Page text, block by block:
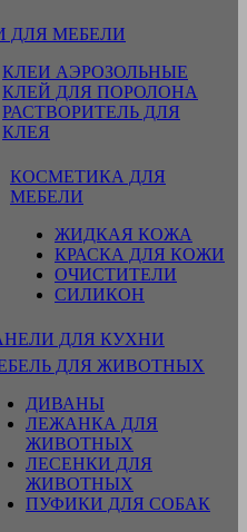
ДЛЯ МЕБЕЛИ
КЛЕИ АЭРОЗОЛЬНЫЕ
КЛЕЙ ДЛЯ ПОРОЛОНА
РАСТВОРИТЕЛЬ ДЛЯ
КЛЕЯ
КОСМЕТИКА ДЛЯ
МЕБЕЛИ
ЖИДКАЯ КОЖА
КРАСКА ДЛЯ КОЖИ
ОЧИСТИТЕЛИ
СИЛИКОН
ДЛЯ КУХНИ
ДЛЯ ЖИВОТНЫХ
ДИВАНЫ
ЛЕЖАНКА ДЛЯ
ЖИВОТНЫХ
ЛЕСЕНКИ ДЛЯ
ЖИВОТНЫХ
ПУФИКИ ДЛЯ СОБАК